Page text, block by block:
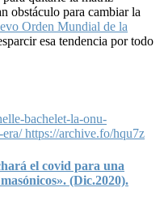
obstáculo para cambiar la
Orden Mundial de la
esa tendencia por todo
el covid para una
(Dic.2020).